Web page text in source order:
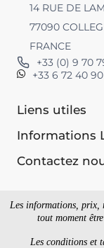
14 RUE DE
77090
FRANCE
+33 (0) 9 70
+33 6 72 40
Liens utiles
Informations
Contactez
Les informations, prix,
tout moment
Les conditions et